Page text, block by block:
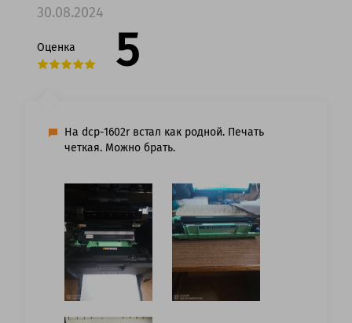
30.08.2024
Оценка 5
На dcp-1602r встал как родной. Печать
четкая. Можно брать.